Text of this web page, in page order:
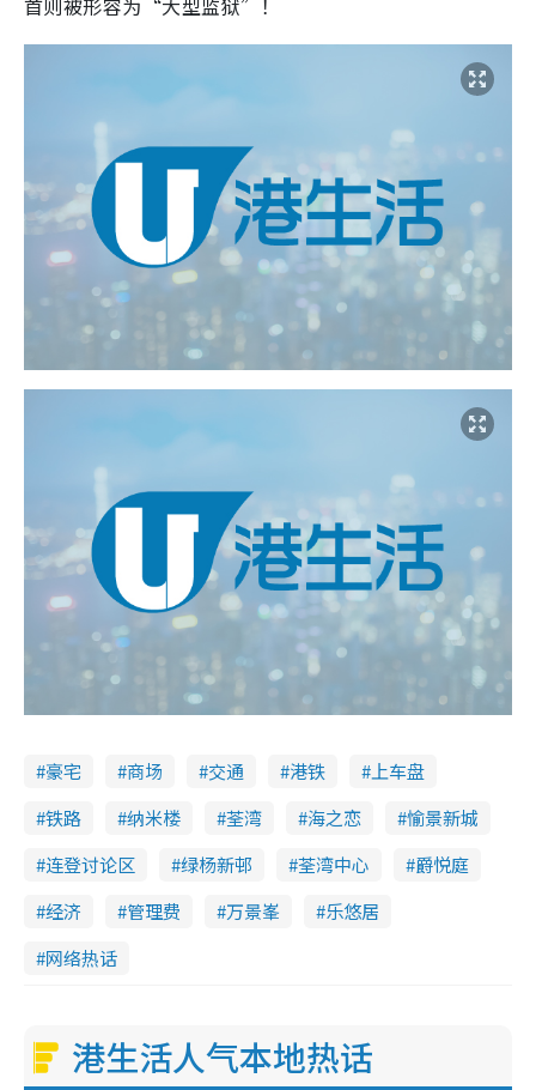
豪宅 商场 交通 港铁
上车盘
铁路
纳米楼 荃湾 海之恋
愉景新城
连登讨论区
绿杨新邨 荃湾中心
爵悦庭
经济
管理费 万景峯
乐悠居
网络热话
港生活人气本地热话